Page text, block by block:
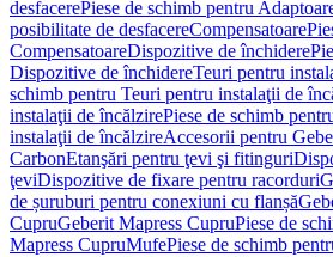
desfacerePiese de schimb pentru
posibilitate de desfacereCompensatoare
CompensatoareDispozitive de închidere
Dispozitive de închidereTeuri pentru
schimb pentru Teuri pentru instalaţii de
instalaţii de încălzirePiese de schimb
instalaţii de încălzireAccesorii pentru
CarbonEtanşări pentru ţevi şi fitinguri
ţeviDispozitive de fixare pentru racorduri
de șuruburi pentru conexiuni cu flanșă
CupruGeberit Mapress CupruPiese de
Mapress CupruMufePiese de schimb